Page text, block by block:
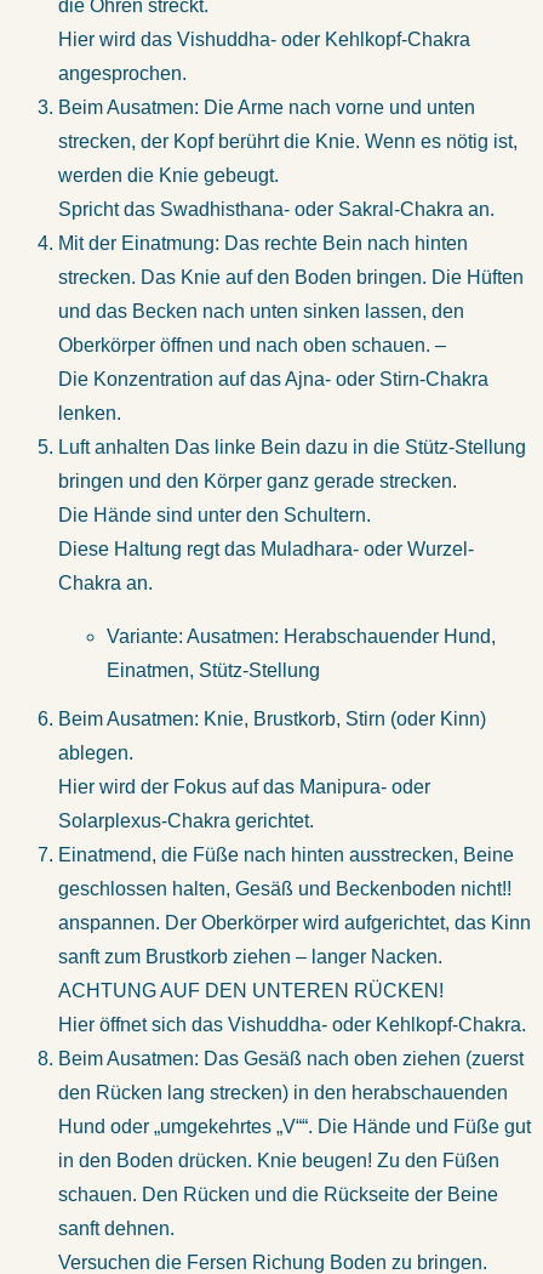
die Ohren streckt.
Hier wird das Vishuddha- oder Kehlkopf-Chakra
angesprochen.
Beim Ausatmen: Die Arme nach vorne und unten
strecken, der Kopf berührt die Knie. Wenn es nötig ist,
werden die Knie gebeugt.
Spricht das Swadhisthana- oder Sakral-Chakra an.
Mit der Einatmung: Das rechte Bein nach hinten
strecken. Das Knie auf den Boden bringen. Die Hüften
und das Becken nach unten sinken lassen, den
Oberkörper öffnen und nach oben schauen. –
Die Konzentration auf das Ajna- oder Stirn-Chakra
lenken.
Luft anhalten Das linke Bein dazu in die Stütz-Stellung
bringen und den Körper ganz gerade strecken.
Die Hände sind unter den Schultern.
Diese Haltung regt das Muladhara- oder Wurzel-
Chakra an.
Variante: Ausatmen: Herabschauender Hund,
Einatmen, Stütz-Stellung
Beim Ausatmen: Knie, Brustkorb, Stirn (oder Kinn)
ablegen.
Hier wird der Fokus auf das Manipura- oder
Solarplexus-Chakra gerichtet.
Einatmend, die Füße nach hinten ausstrecken, Beine
geschlossen halten, Gesäß und Beckenboden nicht!!
anspannen. Der Oberkörper wird aufgerichtet, das Kinn
sanft zum Brustkorb ziehen – langer Nacken.
ACHTUNG AUF DEN UNTEREN RÜCKEN!
Hier öffnet sich das Vishuddha- oder Kehlkopf-Chakra.
Beim Ausatmen: Das Gesäß nach oben ziehen (zuerst
den Rücken lang strecken) in den herabschauenden
Hund oder „umgekehrtes „V““. Die Hände und Füße gut
in den Boden drücken. Knie beugen! Zu den Füßen
schauen. Den Rücken und die Rückseite der Beine
sanft dehnen.
Versuchen die Fersen Richung Boden zu bringen.